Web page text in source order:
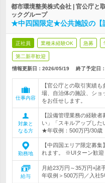
都市環境整美株式会社 | 官公庁と
ックグループ
★中四国限定★公共施設の【
正社員 業種未経験OK 急募
第二新卒歓迎
情報更新日：2026/05/19 終了予定日：
仕事内容
【官公庁との取引実績
場、自治体の施設、ショ
をお任せします。
対象と
なる方
【設備管理業務の経験
い」「スキルアップし
★年収例：500万円/30歳
勤務地
【中四国エリア限定募
れます。 ※UIターン歓迎
給与
月給23万円～35万円+諸
年収例＞500万円／入社5